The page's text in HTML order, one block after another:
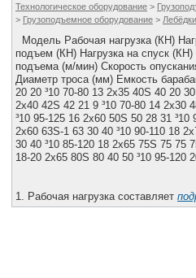
Технологическое оборудование >
> Грузоподъемное оборудование > Лебёдки
Модель Рабочая нагрузка (КН)
подъем (КН) Нагрузка на спуск (КН)
подъема (м/мин) Скорость
Диаметр троса (мм) Емкость
20 20 ³10 70-80 13 2x35 40S 40 20
2x40 42S 42 21 9 ³10 70-80 14 2x30
³10 95-125 16 2x60 50S 50 28 31 ³10
2x60 63S-1 63 30 40 ³10 90-110 18
30 40 ³10 85-120 18 2x65 75S 75 75
18-20 2x65 80S 80 40 50 ³10 95-120
1. Рабочая нагрузка составляет